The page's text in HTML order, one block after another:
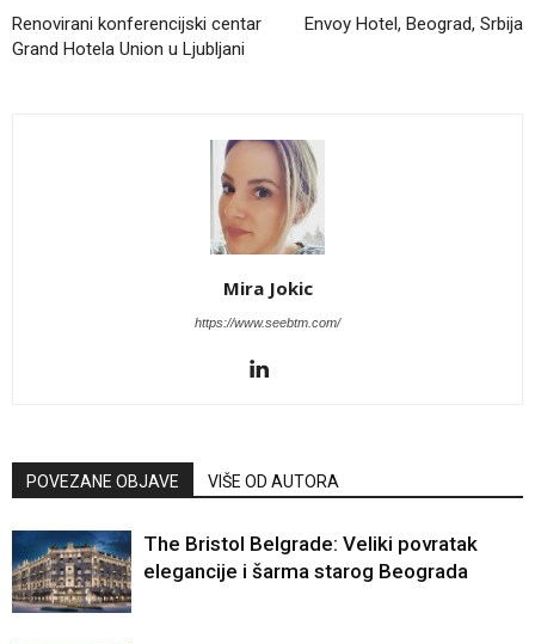
Renovirani konferencijski centar
Grand Hotela Union u Ljubljani
Envoy Hotel, Beograd, Srbija
Mira Jokic
https://www.seebtm.com/
POVEZANE OBJAVE VIŠE OD AUTORA
The Bristol Belgrade: Veliki povratak
elegancije i šarma starog Beograda